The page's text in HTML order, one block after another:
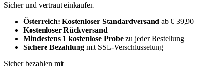
Sicher und vertraut einkaufen
Österreich: Kostenloser Standardversand ab € 39,90
Kostenloser Rückversand
Mindestens 1 kostenlose Probe zu jeder Bestellung
Sichere Bezahlung mit SSL-Verschlüsselung
Sicher bezahlen mit